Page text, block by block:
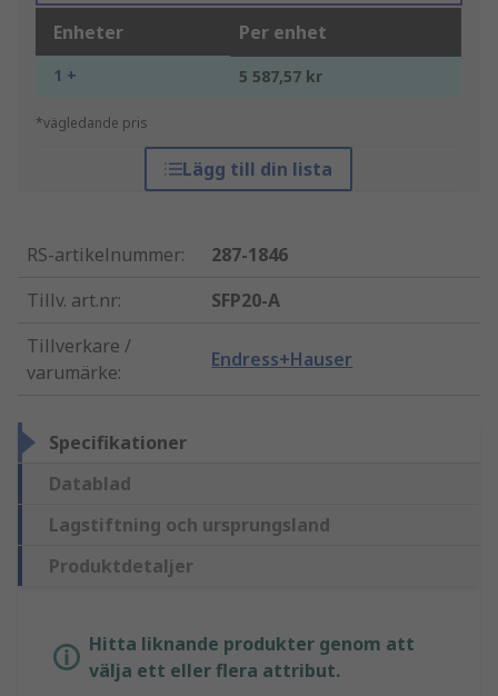
Enheter Per enhet
1 + 5 587,57 kr
*vägledande pris
Lägg till din lista
RS-artikelnummer:
287-1846
Tillv. art.nr:
SFP20-A
Tillverkare /
varumärke:
Endress+Hauser
Specifikationer
Datablad
Lagstiftning och ursprungsland
Produktdetaljer
Hitta liknande produkter genom att
välja ett eller flera attribut.